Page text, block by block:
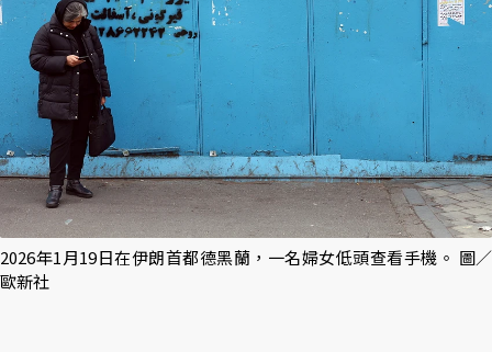
2026年1月19日在伊朗首都德黑蘭，一名婦女低頭查看手機。 圖／
歐新社